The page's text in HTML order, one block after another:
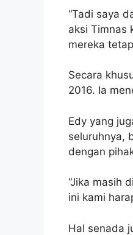
“Tadi saya
aksi Timnas
mereka
Secara
2016. Ia
Edy yang
seluruhnya,
dengan
“Jika masih
ini kami
Hal senada